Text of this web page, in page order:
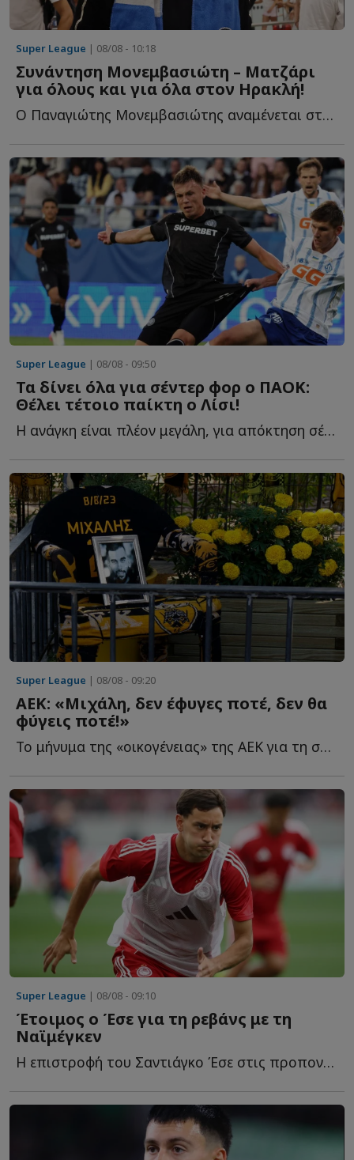
Super League | 08/08 - 10:18
Συνάντηση Μονεμβασιώτη – Ματζάρι
για όλους και για όλα στον Ηρακλή!
Ο Παναγιώτης Μονεμβασιώτης αναμένεται στη Θεσσαλονίκη τ...
Super League | 08/08 - 09:50
Τα δίνει όλα για σέντερ φορ ο ΠΑΟΚ:
Θέλει τέτοιο παίκτη ο Λίσι!
Η ανάγκη είναι πλέον μεγάλη, για απόκτηση σέντερ φορ α...
Super League | 08/08 - 09:20
ΑΕΚ: «Μιχάλη, δεν έφυγες ποτέ, δεν θα
φύγεις ποτέ!»
Το μήνυμα της «οικογένειας» της ΑΕΚ για τη συμπλήρωση τ...
Super League | 08/08 - 09:10
Έτοιμος ο Έσε για τη ρεβάνς με τη
Ναϊμέγκεν
Η επιστροφή του Σαντιάγκο Έσε στις προπονήσεις αλλάζει τ...